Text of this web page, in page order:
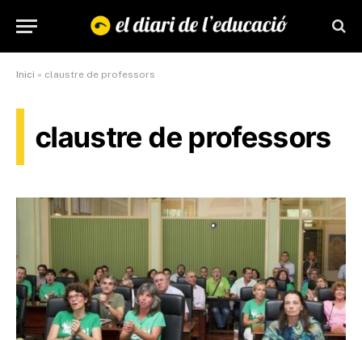
Inici » claustre de professors
claustre de professors